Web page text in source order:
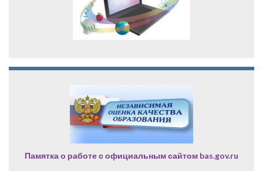
Памятка о работе с официальным сайтом bas.gov.ru